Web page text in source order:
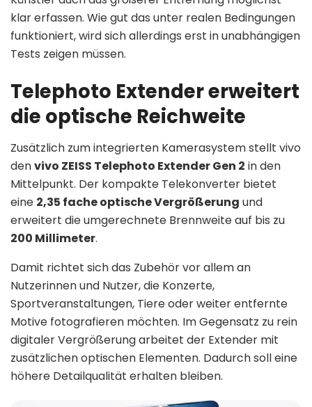
klar erfassen. Wie gut das unter realen Bedingungen
funktioniert, wird sich allerdings erst in unabhängigen
Tests zeigen müssen.
Telephoto Extender erweitert
die optische Reichweite
Zusätzlich zum integrierten Kamerasystem stellt vivo
denvivo ZEISS Telephoto Extender Gen 2 in den
Mittelpunkt. Der kompakte Telekonverter bietet
eine 2,35 fache optische Vergrößerung und
erweitert die umgerechnete Brennweite auf bis zu
200 Millimeter.
Damit richtet sich das Zubehör vor allem an
Nutzerinnen und Nutzer, die Konzerte,
Sportveranstaltungen, Tiere oder weiter entfernte
Motive fotografieren möchten. Im Gegensatz zu rein
digitaler Vergrößerung arbeitet der Extender mit
zusätzlichen optischen Elementen. Dadurch soll eine
höhere Detailqualität erhalten bleiben.